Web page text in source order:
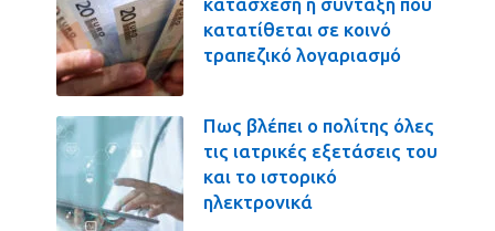
κατατίθεται σε κοινό
τραπεζικό λογαριασμό
Πως βλέπει ο πολίτης όλες
τις ιατρικές εξετάσεις του
και το ιστορικό
ηλεκτρονικά